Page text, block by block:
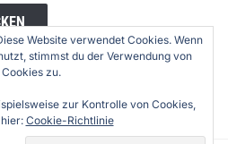
Website verwendet Cookies. Wenn
stimmst du der Verwendung von
Cookies zu.
zur Kontrolle von Cookies,
Cookie-Richtlinie